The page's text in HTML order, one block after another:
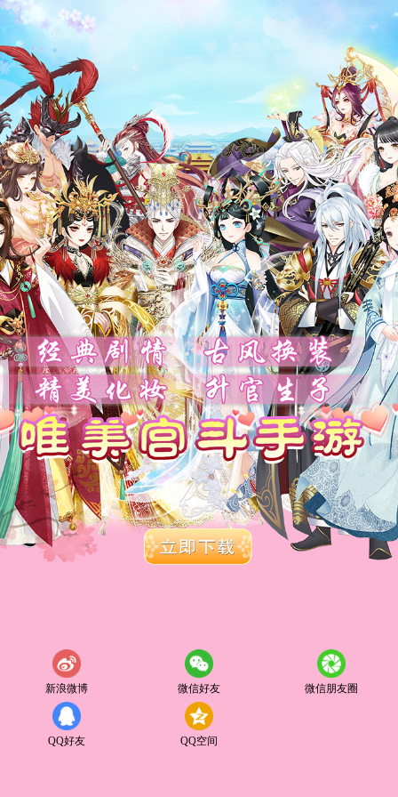
新浪微博 微信好友 微信朋友圈
QQ好友 QQ空间